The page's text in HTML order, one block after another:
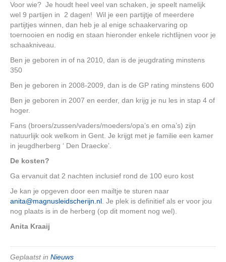
Voor wie? Je houdt heel veel van schaken, je speelt namelijk
wel 9 partijen in 2 dagen! Wil je een partijtje of meerdere
partijtjes winnen, dan heb je al enige schaakervaring op
toernooien en nodig en staan hieronder enkele richtlijnen voor je
schaakniveau.
Ben je geboren in of na 2010, dan is de jeugdrating minstens
350
Ben je geboren in 2008-2009, dan is de GP rating minstens 600
Ben je geboren in 2007 en eerder, dan krijg je nu les in stap 4 of
hoger.
Fans (broers/zussen/vaders/moeders/opa’s en oma’s) zijn
natuurlijk ook welkom in Gent. Je krijgt met je familie een kamer
in jeugdherberg ‘ Den Draecke’.
De kosten?
Ga ervanuit dat 2 nachten inclusief rond de 100 euro kost
Je kan je opgeven door een mailtje te sturen naar
anita@magnusleidscherijn.nl . Je plek is definitief als er voor jou
nog plaats is in de herberg (op dit moment nog wel).
Anita Kraaij
Geplaatst in Nieuws